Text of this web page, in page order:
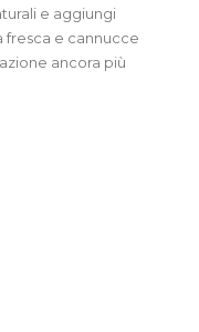
e aggiungi
fresca e cannucce
ancora più